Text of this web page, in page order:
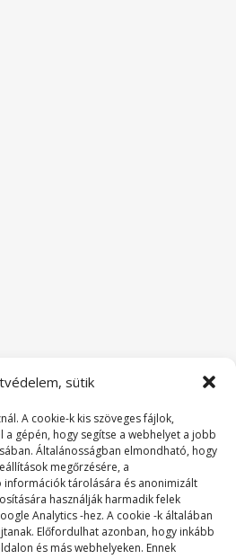
sütik
A cookie-k kis szöveges fájlok,
a gépén, hogy segítse a webhelyet a jobb
Általánosságban elmondható, hogy
megőrzésére, a
tárolására és anonimizált
használják harmadik felek
Analytics -hez. A cookie -k általában
Előfordulhat azonban, hogy inkább
és más webhelyeken. Ennek